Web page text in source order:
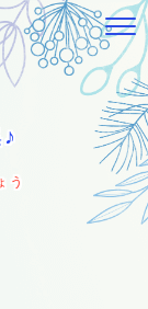
う